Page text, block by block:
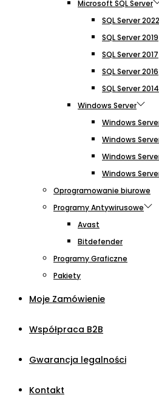
Microsoft SQL Server
SQL Server 2022
SQL Server 2019
SQL Server 2017
SQL Server 2016
SQL Server 2014
Windows Server
Windows
Windows
Windows
Windows
Oprogramowanie biurowe
Programy Antywirusowe
Avast
Bitdefender
Programy Graficzne
Pakiety
Moje Zamówienie
Współpraca B2B
Gwarancja legalności
Kontakt